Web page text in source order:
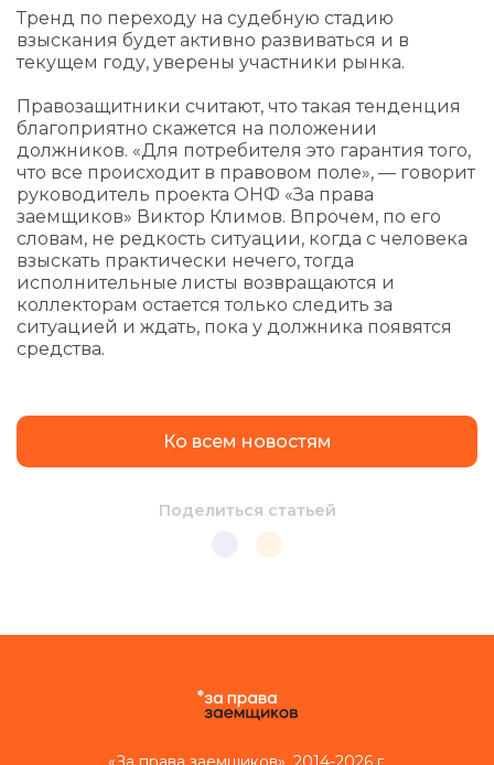
Тренд по переходу на судебную стадию
взыскания будет активно развиваться и в
текущем году, уверены участники рынка.
Правозащитники считают, что такая тенденция
благоприятно скажется на положении
должников. «Для потребителя это гарантия того,
что все происходит в правовом поле», — говорит
руководитель проекта ОНФ «За права
заемщиков» Виктор Климов. Впрочем, по его
словам, не редкость ситуации, когда с человека
взыскать практически нечего, тогда
исполнительные листы возвращаются и
коллекторам остается только следить за
ситуацией и ждать, пока у должника появятся
средства.
Ко всем новостям
Поделиться статьей